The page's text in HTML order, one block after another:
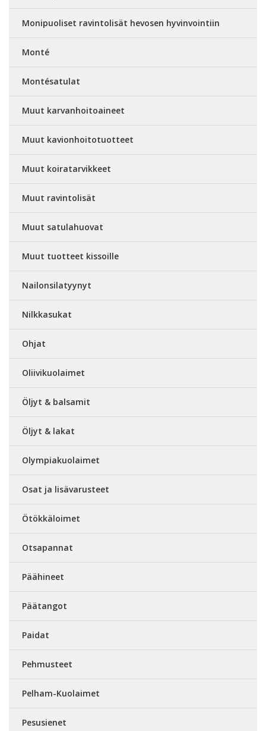
Monipuoliset ravintolisät hevosen hyvinvointiin
Monté
Montésatulat
Muut karvanhoitoaineet
Muut kavionhoitotuotteet
Muut koiratarvikkeet
Muut ravintolisät
Muut satulahuovat
Muut tuotteet kissoille
Nailonsilatyynyt
Nilkkasukat
Ohjat
Oliivikuolaimet
Öljyt & balsamit
Öljyt & lakat
Olympiakuolaimet
Osat ja lisävarusteet
Ötökkäloimet
Otsapannat
Päähineet
Päätangot
Paidat
Pehmusteet
Pelham-Kuolaimet
Pesusienet